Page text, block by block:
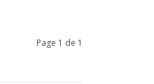
Page 1 de 1